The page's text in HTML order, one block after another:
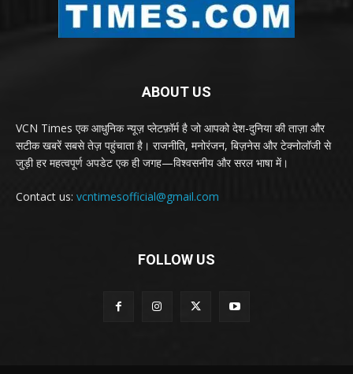
ABOUT US
VCN Times एक आधुनिक न्यूज़ प्लेटफ़ॉर्म है जो आपको देश-दुनिया की ताज़ा और
सटीक खबरें सबसे तेज़ पहुंचाता है। राजनीति, मनोरंजन, बिज़नेस और टेक्नोलॉजी से
जुड़ी हर महत्वपूर्ण अपडेट एक ही जगह—विश्वसनीय और सरल भाषा में।
Contact us: vcntimesofficial@gmail.com
FOLLOW US